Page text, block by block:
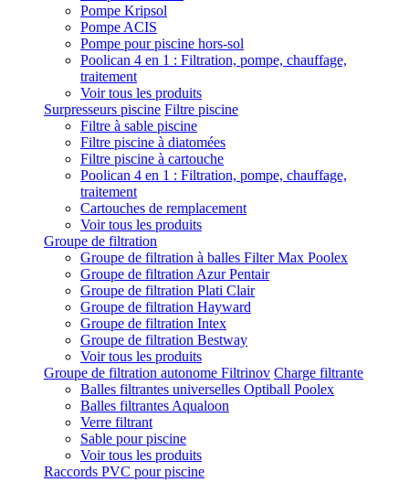
Pompe Kripsol
Pompe ACIS
Pompe pour piscine hors-sol
Poolican 4 en 1 : Filtration, pompe, chauffage,
traitement
Voir tous les produits
Surpresseurs piscine Filtre piscine
Filtre à sable piscine
Filtre piscine à diatomées
Filtre piscine à cartouche
Poolican 4 en 1 : Filtration, pompe, chauffage,
traitement
Cartouches de remplacement
Voir tous les produits
Groupe de filtration
Groupe de filtration à balles Filter Max Poolex
Groupe de filtration Azur Pentair
Groupe de filtration Plati Clair
Groupe de filtration Hayward
Groupe de filtration Intex
Groupe de filtration Bestway
Voir tous les produits
Groupe de filtration autonome Filtrinov Charge filtrante
Balles filtrantes universelles Optiball Poolex
Balles filtrantes Aqualoon
Verre filtrant
Sable pour piscine
Voir tous les produits
Raccords PVC pour piscine